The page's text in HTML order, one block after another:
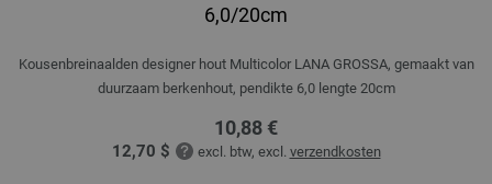
6,0/20cm
Kousenbreinaalden designer hout Multicolor LANA GROSSA, gemaakt van
duurzaam berkenhout, pendikte 6,0 lengte 20cm
10,88 €
12,70 $ excl. btw, excl. verzendkosten